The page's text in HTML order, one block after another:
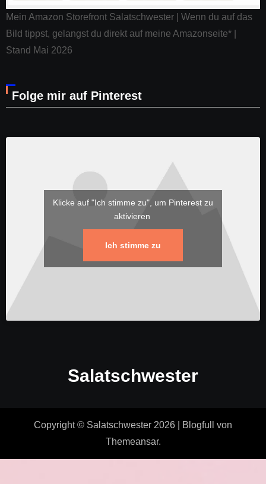
Mein Amazon Storefront Salatschwester | Wenn du auf das
Bild tippst, gelangst du direkt auf meine Amazonseite* |
Stand Mai 2026
Folge mir auf Pinterest
Klicke auf "Ich stimme zu", um Pinterest zu
aktivieren
Ich stimme zu
Salatschwester
Copyright © Salatschwester 2026 Blogfull
von
Themeansar.